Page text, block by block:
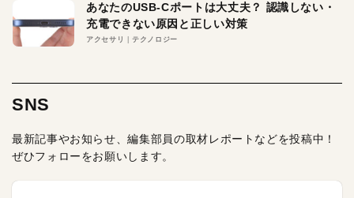
あなたのUSB-Cポートは大丈夫？ 認識しない・
充電できない原因と正しい対策
アクセサリ テクノロジー
SNS
最新記事やお知らせ、編集部員の取材レポートなどを投稿中！
ぜひフォローをお願いします。